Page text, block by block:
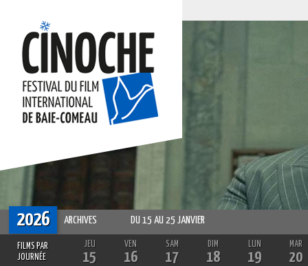
DU 15 AU 25 JANVIER
2026 ARCHIVES
FILMS PAR
JOURNÉE
JEU
15
VEN
16
SAM
17
DIM
18
LUN
19
MAR
20